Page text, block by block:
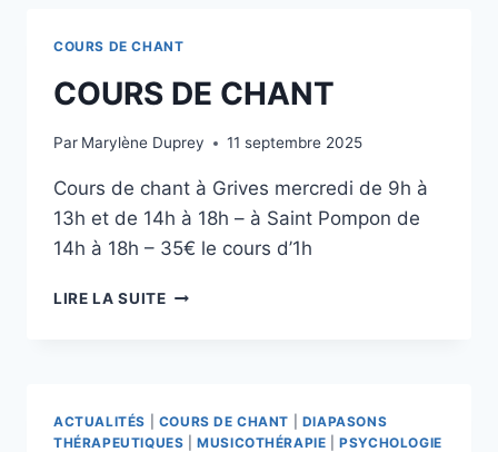
COURS DE CHANT
COURS DE CHANT
Par Marylène Duprey 11 septembre 2025
Cours de chant à Grives mercredi de 9h à
13h et de 14h à 18h – à Saint Pompon de
14h à 18h – 35€ le cours d’1h
LIRE LA SUITE
ACTUALITÉS COURS DE CHANT
DIAPASONS
THÉRAPEUTIQUES |MUSICOTHÉRAPIE |PSYCHOLOGIE